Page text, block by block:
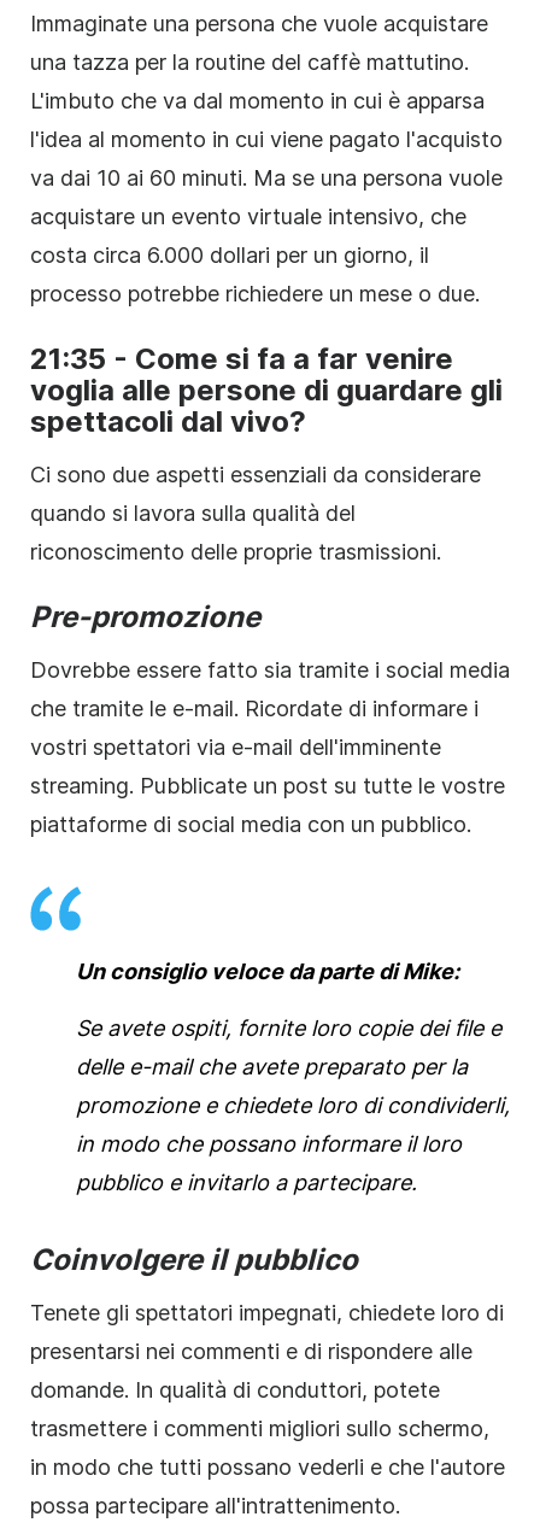
Immaginate una persona che vuole acquistare
una tazza per la routine del caffè mattutino.
L'imbuto che va dal momento in cui è apparsa
l'idea al momento in cui viene pagato l'acquisto
va dai 10 ai 60 minuti. Ma se una persona vuole
acquistare un evento virtuale intensivo, che
costa circa 6.000 dollari per un giorno, il
processo potrebbe richiedere un mese o due.
21:35 - Come si fa a far venire
voglia alle persone di guardare gli
spettacoli dal vivo?
Ci sono due aspetti essenziali da considerare
quando si lavora sulla qualità del
riconoscimento delle proprie trasmissioni.
Pre-promozione
Dovrebbe essere fatto sia tramite i social media
che tramite le e-mail. Ricordate di informare i
vostri spettatori via e-mail dell'imminente
streaming. Pubblicate un post su tutte le vostre
piattaforme di social media con un pubblico.
Un consiglio veloce da parte di Mike:
Se avete ospiti, fornite loro copie dei file e
delle e-mail che avete preparato per la
promozione e chiedete loro di condividerli,
in modo che possano informare il loro
pubblico e invitarlo a partecipare.
Coinvolgere il pubblico
Tenete gli spettatori impegnati, chiedete loro di
presentarsi nei commenti e di rispondere alle
domande. In qualità di conduttori, potete
trasmettere i commenti migliori sullo schermo,
in modo che tutti possano vederli e che l'autore
possa partecipare all'intrattenimento.